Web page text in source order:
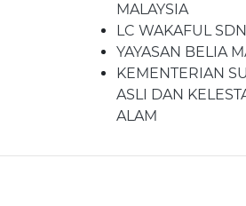
MALAYSIA
LC WAKAFUL
YAYASAN BELIA
KEMENTERIAN
ASLI DAN
ALAM